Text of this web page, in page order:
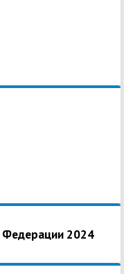
Федерации 2024